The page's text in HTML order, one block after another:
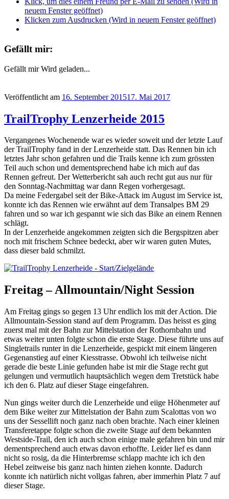
neuem Fenster geöffnet)
Klicken zum Ausdrucken (Wird in neuem Fenster geöffnet)
Gefällt mir:
Gefällt mir Wird geladen...
Veröffentlicht am 16. September 201517. Mai 2017
TrailTrophy Lenzerheide 2015
Vergangenes Wochenende war es wieder soweit und der letzte Lauf
der TrailTrophy fand in der Lenzerheide statt. Das Rennen bin ich
letztes Jahr schon gefahren und die Trails kenne ich zum grössten
Teil auch schon und dementsprechend habe ich mich auf das
Rennen gefreut. Der Wetterbericht sah auch recht gut aus nur für
den Sonntag-Nachmittag war dann Regen vorhergesagt.
Da meine Federgabel seit der Bike-Attack im August im Service ist,
konnte ich das Rennen wie erwähnt auf dem Transalpes BM 29
fahren und so war ich gespannt wie sich das Bike an einem Rennen
schlägt.
In der Lenzerheide angekommen zeigten sich die Bergspitzen aber
noch mit frischem Schnee bedeckt, aber wir waren guten Mutes,
dass dieser bald schmilzt.
Freitag – Allmountain/Night Session
Am Freitag gings so gegen 13 Uhr endlich los mit der Action. Die
Allmountain-Session stand auf dem Programm. Das heisst es ging
zuerst mal mit der Bahn zur Mittelstation der Rothornbahn und
etwas weiter unten folgte schon die erste Stage. Diese führte uns auf
Singletrails runter in die Lenzerheide, gespickt mit einem längeren
Gegenanstieg auf einer Kiesstrasse. Obwohl ich teilweise nicht
gerade die beste Linie gefunden habe ist mir die Stage recht gut
gelungen und vermutlich hauptsächlich wegen dem Tretstück habe
ich den 6. Platz auf dieser Stage eingefahren.
Nun gings weiter durch die Lenzerheide und eiige Höhenmeter auf
dem Bike weiter zur Mittelstation der Bahn zum Scalottas von wo
uns der Sessellift noch ganz nach oben brachte. Nach einer kleinen
Transferetappe folgte schon die zweite Stage auf dem bekannten
Westside-Trail, den ich auch schon einige male gefahren bin und mir
dementsprechend auch etwas davon erhoffte. Leider lief es dann
nicht so rosig, da die Hinterbremse schlapp machte ich ich den
Hebel zeitweise bis ganz nach hinten ziehen konnte. Dadurch
konnte ich natürlich nicht vollgas fahren, aber immerhin Platz 7 auf
dieser Stage.